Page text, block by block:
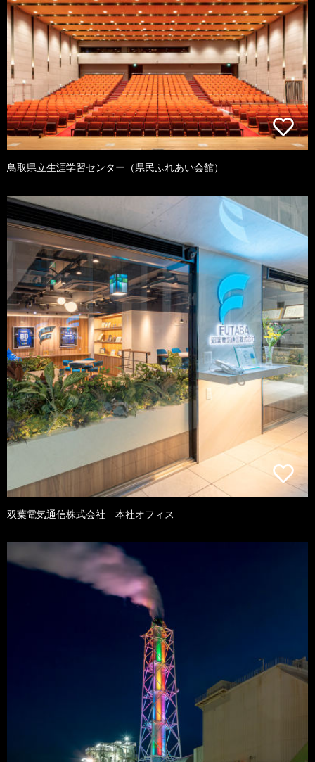
鳥取県立生涯学習センター（県民ふれあい会館）
双葉電気通信株式会社 本社オフィス